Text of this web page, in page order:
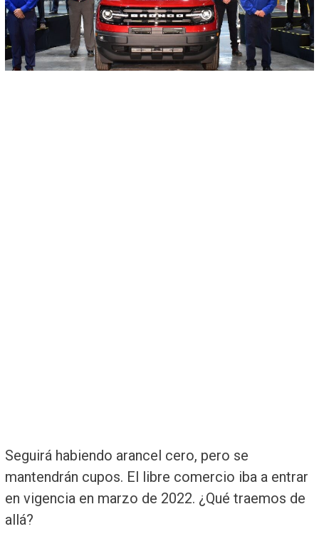
Seguirá habiendo arancel cero, pero se
mantendrán cupos. El libre comercio iba a entrar
en vigencia en marzo de 2022. ¿Qué traemos de
allá?